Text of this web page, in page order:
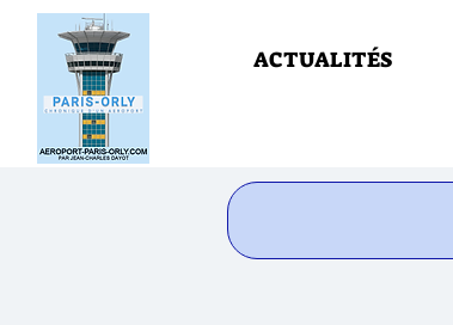
ACTUALITÉS